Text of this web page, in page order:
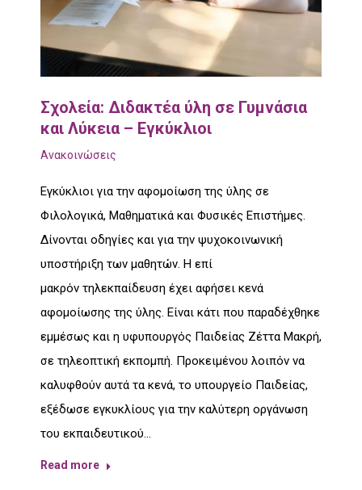
Σχολεία: Διδακτέα ύλη σε Γυμνάσια
και Λύκεια – Εγκύκλιοι
Ανακοινώσεις
Εγκύκλιοι για την αφομοίωση της ύλης σε
Φιλολογικά, Μαθηματικά και Φυσικές Επιστήμες.
Δίνονται οδηγίες και για την ψυχοκοινωνική
υποστήριξη των μαθητών. Η επί
μακρόν τηλεκπαίδευση έχει αφήσει κενά
αφομοίωσης της ύλης. Είναι κάτι που παραδέχθηκε
εμμέσως και η υφυπουργός Παιδείας Ζέττα Μακρή,
σε τηλεοπτική εκπομπή. Προκειμένου λοιπόν να
καλυφθούν αυτά τα κενά, το υπουργείο Παιδείας,
εξέδωσε εγκυκλίους για την καλύτερη οργάνωση
του εκπαιδευτικού…
Read more